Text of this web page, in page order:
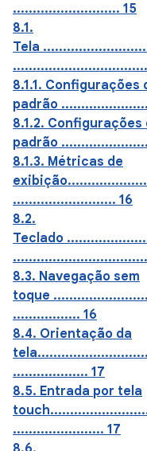
........................... 15
8.1.
Tela
8.1.1. Configurações
padrão
8.1.2.
padrão
8.1.3. Métricas de
.......................... 16
8.2.
Teclado
8.3. Navegação sem
toque
................. 16
8.4. Orientação da
................... 17
8.5. Entrada por tela
....................... 17